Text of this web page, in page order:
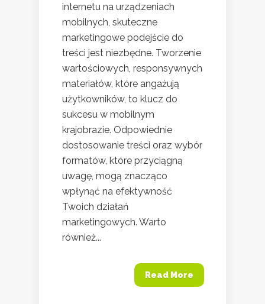
internetu na urządzeniach
mobilnych, skuteczne
marketingowe podejście do
treści jest niezbędne. Tworzenie
wartościowych, responsywnych
materiałów, które angażują
użytkowników, to klucz do
sukcesu w mobilnym
krajobrazie. Odpowiednie
dostosowanie treści oraz wybór
formatów, które przyciągną
uwagę, mogą znacząco
wpłynąć na efektywność
Twoich działań
marketingowych. Warto
również...
Read More